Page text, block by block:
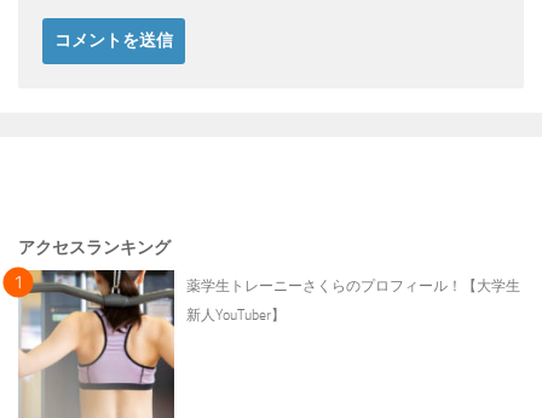
アクセスランキング
薬学生トレーニーさくらのプロフィール！【大学生
新人YouTuber】